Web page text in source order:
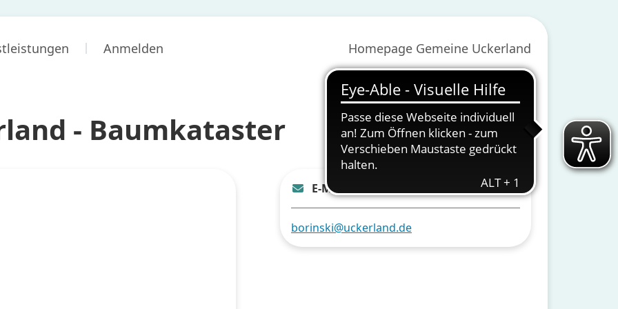
Anmelden Homepage Gemeine Uckerland
- Baumkataster
E-Mail
borinski@uckerland.de